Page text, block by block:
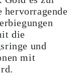
hervorragende
die
und
mit